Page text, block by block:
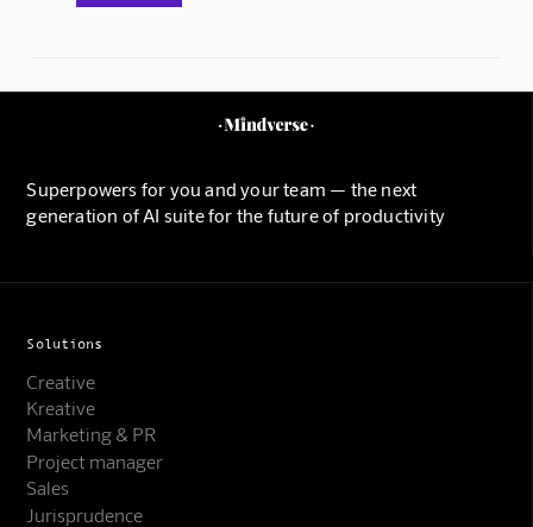
Superpowers for you and your team — the next
generation of AI suite for the future of productivity
Solutions
Creative
Kreative
Marketing & PR
Project manager
Sales
Jurisprudence